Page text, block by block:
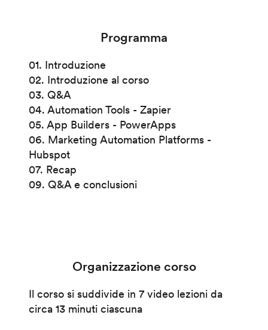
Programma
01. Introduzione
02. Introduzione al corso
03. Q&A
04. Automation Tools - Zapier
05. App Builders - PowerApps
06. Marketing Automation Platforms -
Hubspot
07. Recap
09. Q&A e conclusioni
Organizzazione corso
Il corso si suddivide in 7 video lezioni da
circa 13 minuti ciascuna